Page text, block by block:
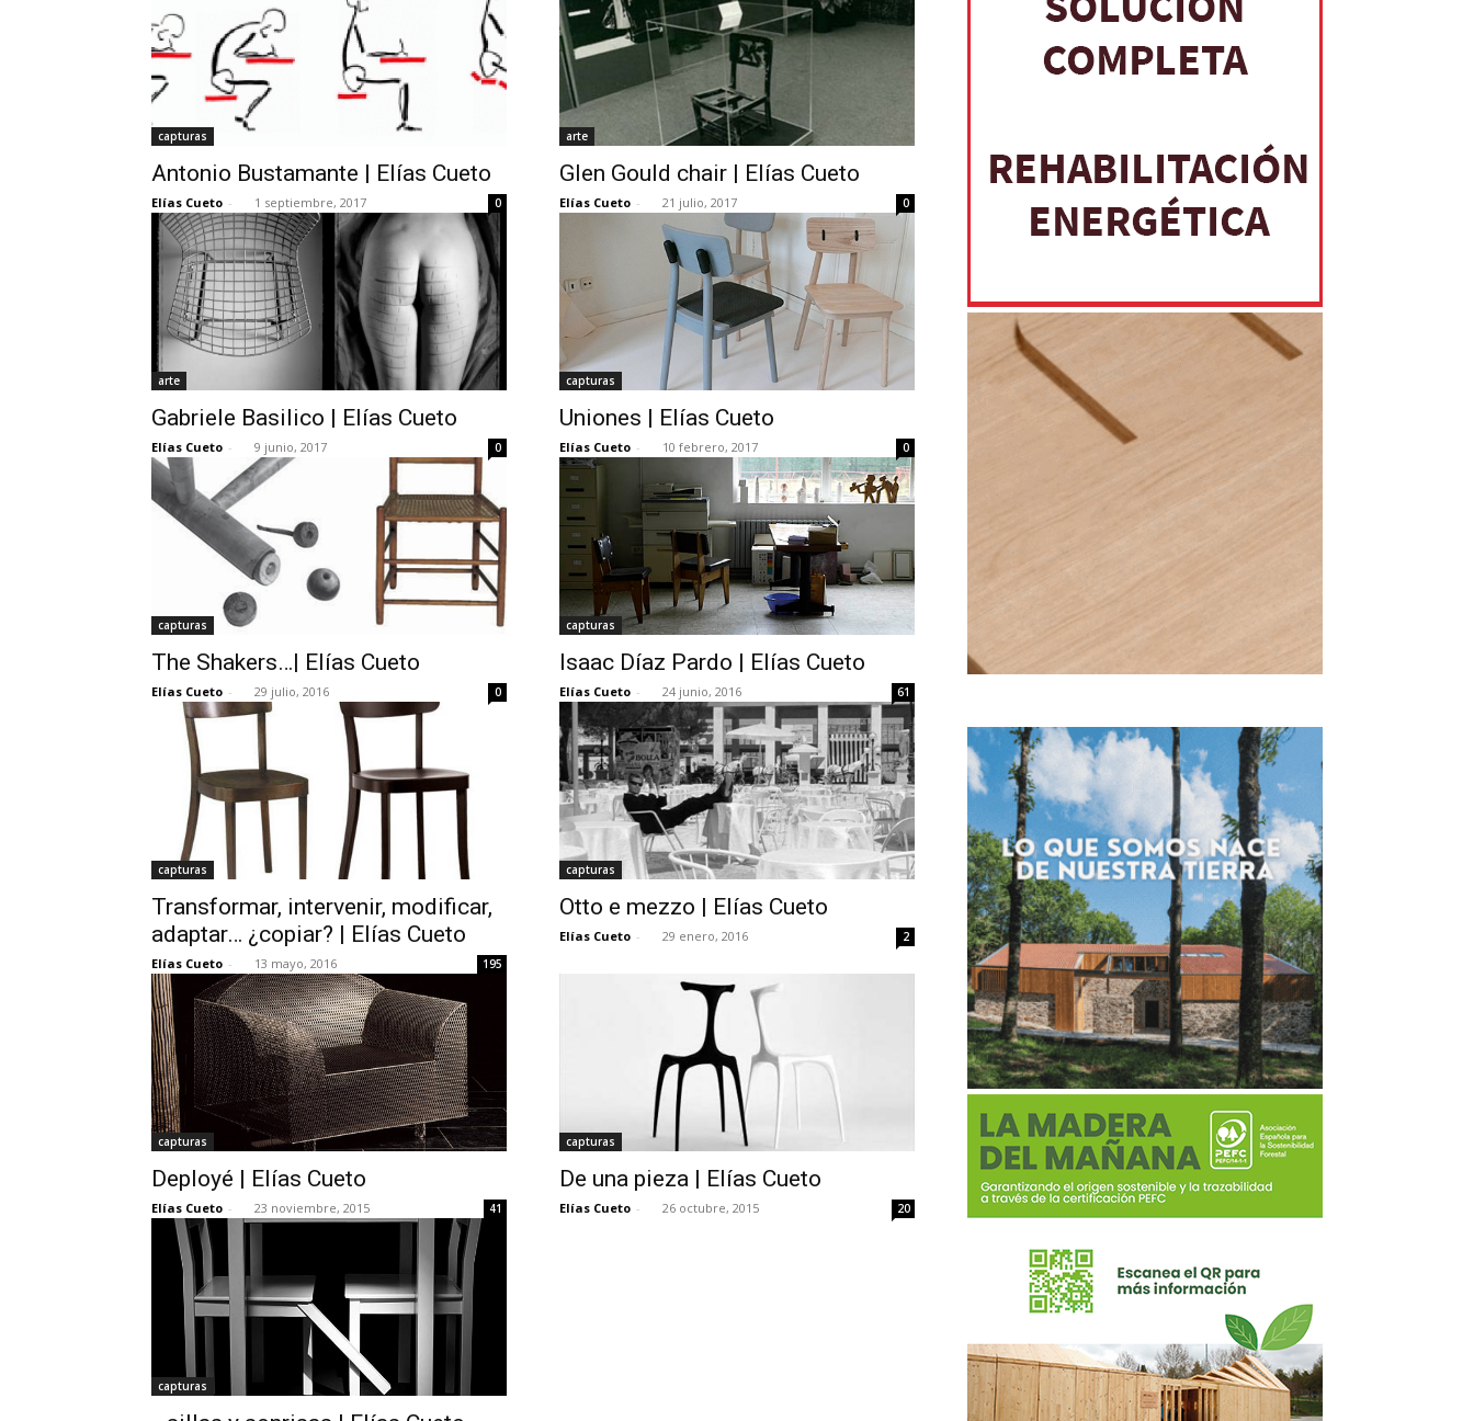
capturas
Antonio Bustamante | Elías Cueto
Elías Cueto - 1 septiembre, 2017 0
arte
Glen Gould chair | Elías Cueto
Elías Cueto - 21 julio, 2017 0
arte
Gabriele Basilico | Elías Cueto
Elías Cueto - 9 junio, 2017 0
capturas
Uniones | Elías Cueto
Elías Cueto - 10 febrero, 2017 0
capturas
The Shakers…| Elías Cueto
Elías Cueto - 29 julio, 2016 0
capturas
Isaac Díaz Pardo | Elías Cueto
Elías Cueto - 24 junio, 2016 61
capturas
Transformar, intervenir, modificar,
adaptar… ¿copiar? | Elías Cueto
Elías Cueto - 13 mayo, 2016 195
capturas
Otto e mezzo | Elías Cueto
Elías Cueto - 29 enero, 2016 2
capturas
Deployé | Elías Cueto
Elías Cueto - 23 noviembre, 2015 41
capturas
De una pieza | Elías Cueto
Elías Cueto - 26 octubre, 2015 20
capturas